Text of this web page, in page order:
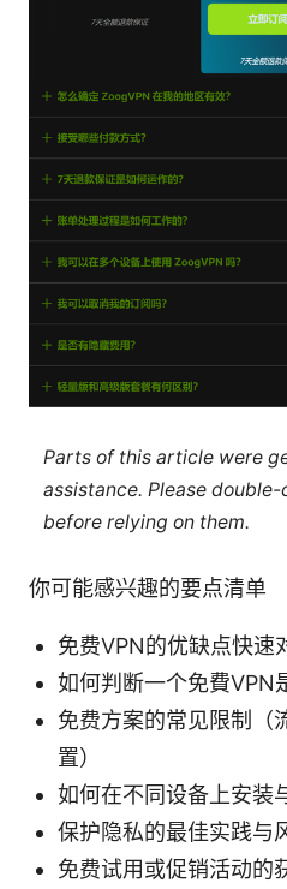
Parts of this article were
assistance. Please
before relying on them.
你可能感兴趣的要点清单
免费VPN的优缺点快速
如何判断一个免費VPN
免费方案的常见限制（
置）
如何在不同设备上安装
保护隐私的最佳实践与
免费试用或促销活动的